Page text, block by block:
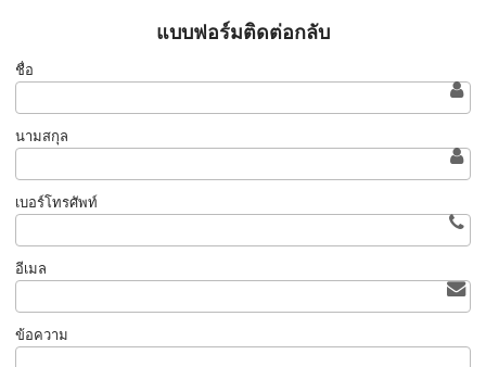
แบบฟอร์มติดต่อกลับ
ชื่อ
นามสกุล
เบอร์โทรศัพท์
อีเมล
ข้อความ